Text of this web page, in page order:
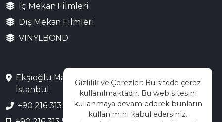
İç Mekan Filmleri
Dış Mekan Filmleri
VINYLBOND
Ekşioğlu Mah. Saray Cad. No:3 Çekmeköy /
İstanbul
+90 216 313 28 48
Gizlilik ve Çerezler: Bu sitede çerez
kullanılmaktadır. Bu web sitesini
kullanmaya devam ederek bunların
kullanımını kabul edersiniz.